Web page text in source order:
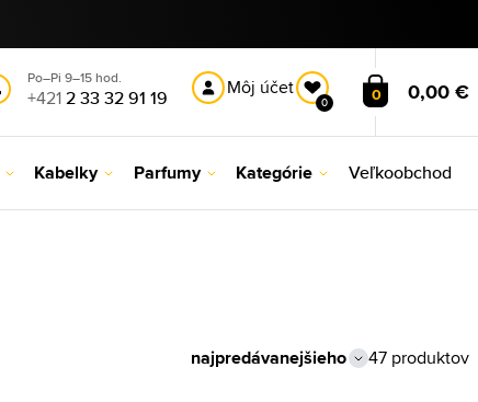
Po–Pi 9–15 hod.
+4212 33 32 91 19 Môj účet
0 0 0,00 €
Kabelky Parfumy Kategórie Veľkoobchod
47 produktov